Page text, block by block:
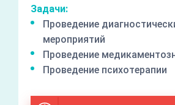
Задачи:
Проведение
мероприятий
Проведение
Проведение психотерапии